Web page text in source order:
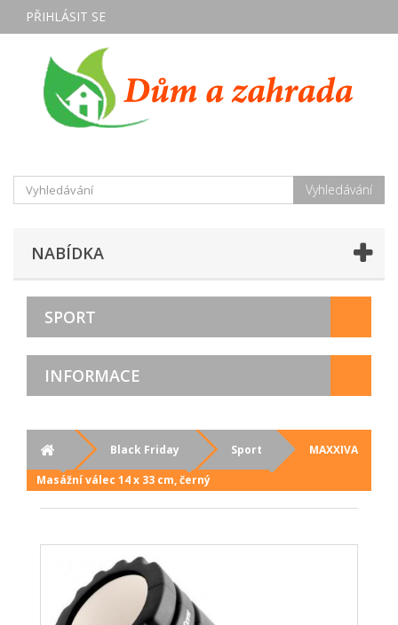
PŘIHLÁSIT SE
Vyhledávání
NABÍDKA
SPORT
INFORMACE
Black Friday Sport
MAXXIVA
Masážní válec 14 x 33 cm, černý